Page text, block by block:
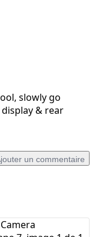
slowly go
& rear
un commentaire